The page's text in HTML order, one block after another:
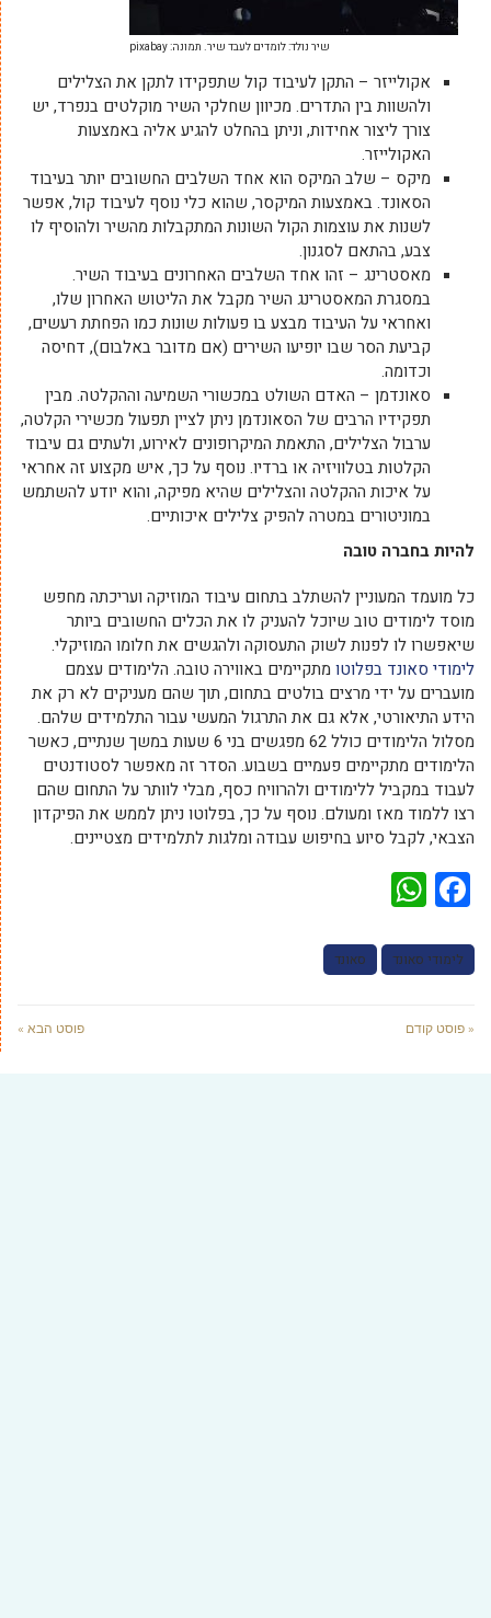
שיר נולד: לומדים לעבד שיר. תמונה: pixabay
אקולייזר – התקן לעיבוד קול שתפקידו לתקן את הצלילים
ולהשוות בין התדרים. מכיוון שחלקי השיר מוקלטים בנפרד, יש
צורך ליצור אחידות, וניתן בהחלט להגיע אליה באמצעות
האקולייזר.
מיקס – שלב המיקס הוא אחד השלבים החשובים יותר בעיבוד
הסאונד. באמצעות המיקסר, שהוא כלי נוסף לעיבוד קול, אפשר
לשנות את עוצמות הקול השונות המתקבלות מהשיר ולהוסיף לו
צבע, בהתאם לסגנון.
מאסטרינג – זהו אחד השלבים האחרונים בעיבוד השיר.
במסגרת המאסטרינג השיר מקבל את הליטוש האחרון שלו,
ואחראי על העיבוד מבצע בו פעולות שונות כמו הפחתת רעשים,
קביעת הסר שבו יופיעו השירים (אם מדובר באלבום), דחיסה
וכדומה.
סאונדמן – האדם השולט במכשורי השמיעה וההקלטה. מבין
תפקידיו הרבים של הסאונדמן ניתן לציין תפעול מכשירי הקלטה,
ערבול הצלילים, התאמת המיקרופונים לאירוע, ולעתים גם עיבוד
הקלטות בטלוויזיה או ברדיו. נוסף על כך, איש מקצוע זה אחראי
על איכות ההקלטה והצלילים שהיא מפיקה, והוא יודע להשתמש
במוניטורים במטרה להפיק צלילים איכותיים.
להיות בחברה טובה
כל מועמד המעוניין להשתלב בתחום עיבוד המוזיקה ועריכתה מחפש
מוסד לימודים טוב שיוכל להעניק לו את הכלים החשובים ביותר
שיאפשרו לו לפנות לשוק התעסוקה ולהגשים את חלומו המוזיקלי.
לימודי סאונד בפלוטו מתקיימים באווירה טובה. הלימודים עצמם
מועברים על ידי מרצים בולטים בתחום, תוך שהם מעניקים לא רק את
הידע התיאורטי, אלא גם את התרגול המעשי עבור התלמידים שלהם.
מסלול הלימודים כולל 62 מפגשים בני 6 שעות במשך שנתיים, כאשר
הלימודים מתקיימים פעמיים בשבוע. הסדר זה מאפשר לסטודנטים
לעבוד במקביל ללימודים ולהרוויח כסף, מבלי לוותר על התחום שהם
רצו ללמוד מאז ומעולם. נוסף על כך, בפלוטו ניתן לממש את הפיקדון
הצבאי, לקבל סיוע בחיפוש עבודה ומלגות לתלמידים מצטיינים.
Facebook
לימודי סאונד סאונד
« פוסט קודם פוסט הבא »